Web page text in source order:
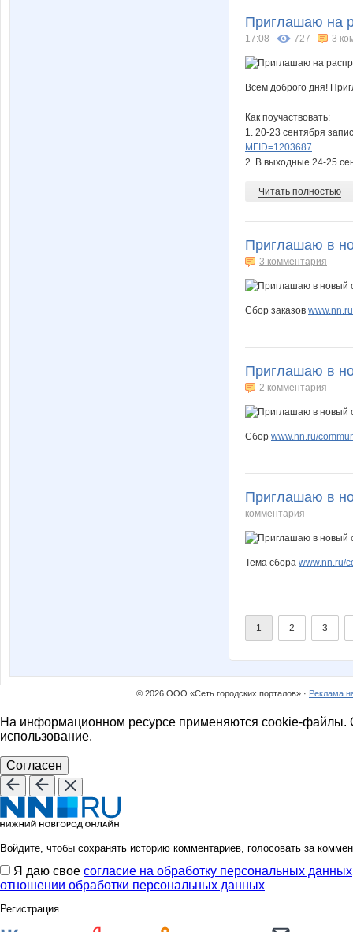
Приглашаю на
17:08 727 3
Всем доброго дня!
Как поучаствовать:
1. 20-23 сентября
MFID=1203687
2. В выходные 24-25
Читать полностью
Приглашаю в
3 комментария
Сбор заказов
Приглашаю в
2 комментария
Сбор www.nn.ru/
Приглашаю в
комментария
Тема сбора www.nn.ru/
1 2 3
© 2026 ООО «Сеть городских порталов» · Реклама
На информационном ресурсе применяются cookie-файлы.
использование.
Согласен
Войдите, чтобы сохранять историю комментариев, голосовать за
Я даю свое согласие на обработку персональных данных
отношении обработки персональных данных
Регистрация